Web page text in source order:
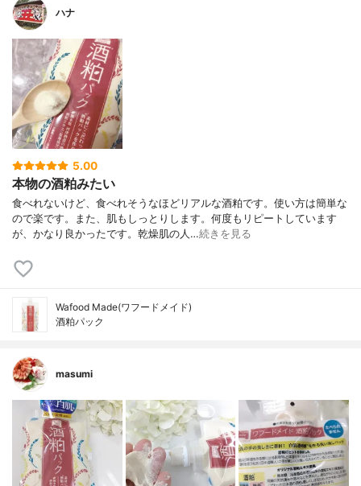
ハナ
5.00
本物の酒粕みたい
食べれないけど、食べれそうなほどリアルな酒粕です。使い方は簡単な
ので楽です。また、肌もしっとりします。何度もリピートしています
が、かなり良かったです。乾燥肌の人…続きを見る
Wafood Made(ワフードメイド)
酒粕パック
masumi